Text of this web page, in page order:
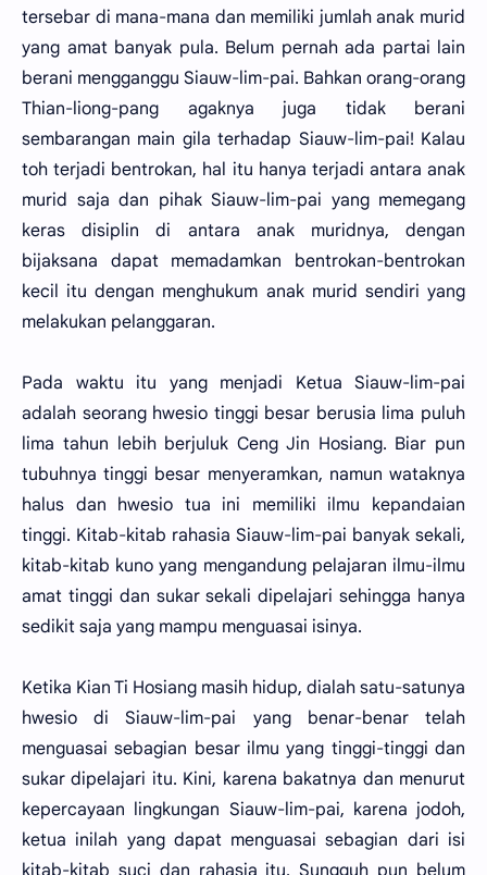
tersebar di mana-mana dan memiliki jumlah anak murid
yang amat banyak pula. Belum pernah ada partai lain
berani mengganggu Siauw-lim-pai. Bahkan orang-orang
Thian-liong-pang agaknya juga tidak berani
sembarangan main gila terhadap Siauw-lim-pai! Kalau
toh terjadi bentrokan, hal itu hanya terjadi antara anak
murid saja dan pihak Siauw-lim-pai yang memegang
keras disiplin di antara anak muridnya, dengan
bijaksana dapat memadamkan bentrokan-bentrokan
kecil itu dengan menghukum anak murid sendiri yang
melakukan pelanggaran.
Pada waktu itu yang menjadi Ketua Siauw-lim-pai
adalah seorang hwesio tinggi besar berusia lima puluh
lima tahun lebih berjuluk Ceng Jin Hosiang. Biar pun
tubuhnya tinggi besar menyeramkan, namun wataknya
halus dan hwesio tua ini memiliki ilmu kepandaian
tinggi. Kitab-kitab rahasia Siauw-lim-pai banyak sekali,
kitab-kitab kuno yang mengandung pelajaran ilmu-ilmu
amat tinggi dan sukar sekali dipelajari sehingga hanya
sedikit saja yang mampu menguasai isinya.
Ketika Kian Ti Hosiang masih hidup, dialah satu-satunya
hwesio di Siauw-lim-pai yang benar-benar telah
menguasai sebagian besar ilmu yang tinggi-tinggi dan
sukar dipelajari itu. Kini, karena bakatnya dan menurut
kepercayaan lingkungan Siauw-lim-pai, karena jodoh,
ketua inilah yang dapat menguasai sebagian dari isi